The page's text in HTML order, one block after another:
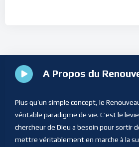
A Propos du
Plus qu’un simple concept, le
véritable paradigme de vie. C’est le
chercheur de Dieu a besoin pour sortir
mettre véritablement en marche à la